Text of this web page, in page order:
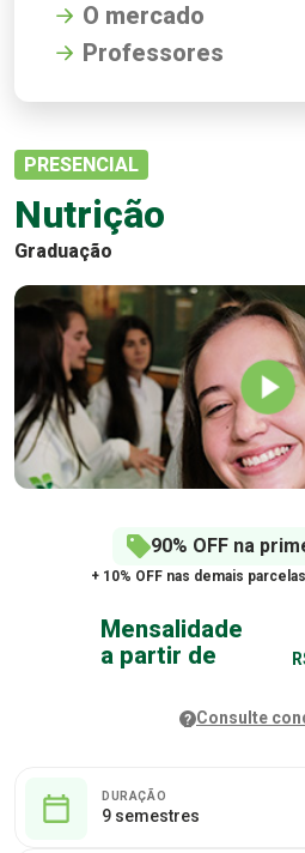
O mercado
Professores
PRESENCIAL
Nutrição
Graduação
90% OFF na
+ 10% OFF nas demais
Mensalidade
a partir de
? Consulte
DURAÇÃO
9 semestres